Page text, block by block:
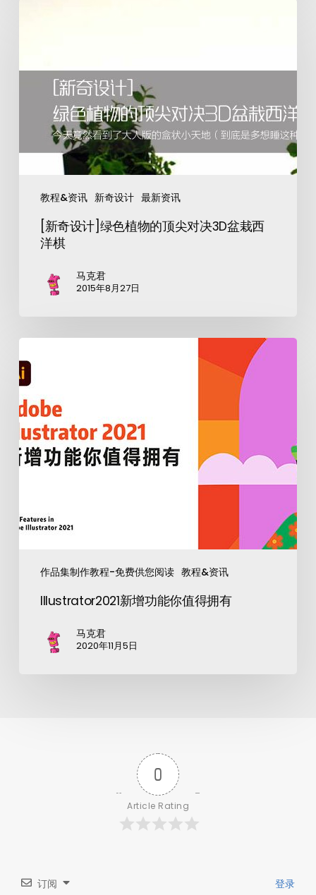
教程&资讯 新奇设计 最新资讯
[新奇设计]绿色植物的顶尖对决3D盆栽西
洋棋
马克君
2015年8月27日
作品集制作教程-免费供您阅读 教程&资讯
Illustrator2021新增功能你值得拥有
马克君
2020年11月5日
0
Article Rating
订阅 登录